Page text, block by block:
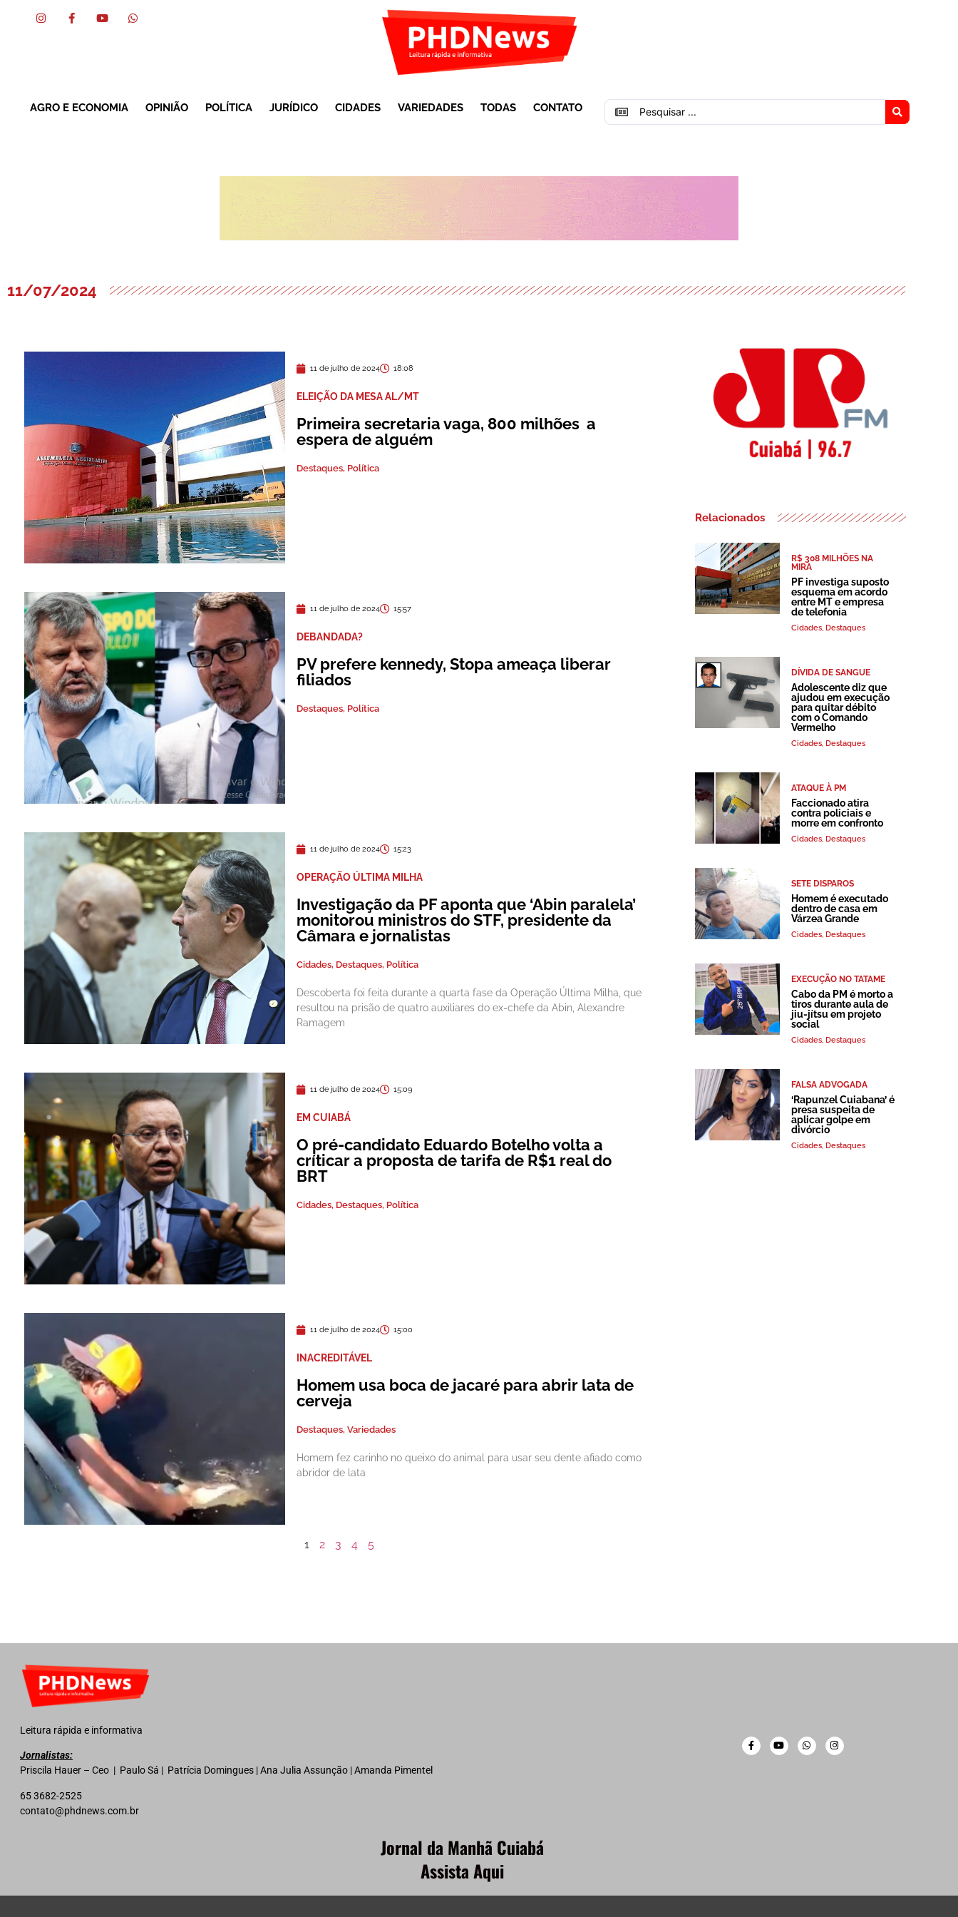
AGRO E ECONOMIA OPINIÃO POLÍTICA JURÍDICO CIDADES VARIEDADES TODAS CONTATO
11/07/2024
11 de julho de 2024 18:08
ELEIÇÃO DA MESA AL/MT
Primeira secretaria vaga, 800 milhões a
espera de alguém
Destaques, Política
11 de julho de 2024 15:57
DEBANDADA?
PV prefere kennedy, Stopa ameaça liberar
filiados
Destaques, Política
11 de julho de 2024 15:23
OPERAÇÃO ÚLTIMA MILHA
Investigação da PF aponta que ‘Abin paralela’
monitorou ministros do STF, presidente da
Câmara e jornalistas
Cidades, Destaques, Política
Descoberta foi feita durante a quarta fase da Operação Última Milha, que
resultou na prisão de quatro auxiliares do ex-chefe da Abin, Alexandre
Ramagem
11 de julho de 2024 15:09
EM CUIABÁ
O pré-candidato Eduardo Botelho volta a
críticar a proposta de tarifa de R$1 real do
BRT
Cidades, Destaques, Política
11 de julho de 2024 15:00
INACREDITÁVEL
Homem usa boca de jacaré para abrir lata de
cerveja
Destaques,Variedades
Homem fez carinho no queixo do animal para usar seu dente afiado como
abridor de lata
1 2 3 4 5
Relacionados
R$ 308 MILHÕES NA
MIRA
PF investiga suposto
esquema em acordo
entre MT e empresa
de telefonia
Cidades, Destaques
DÍVIDA DE SANGUE
Adolescente diz que
ajudou em execução
para quitar débito
com o Comando
Vermelho
Cidades, Destaques
ATAQUE À PM
Faccionado atira
contra policiais e
morre em confronto
Cidades, Destaques
SETE DISPAROS
Homem é executado
dentro de casa em
Várzea Grande
Cidades, Destaques
EXECUÇÃO NO TATAME
Cabo da PM é morto a
tiros durante aula de
jiu-jítsu em projeto
social
Cidades, Destaques
FALSA ADVOGADA
‘Rapunzel Cuiabana’ é
presa suspeita de
aplicar golpe em
divórcio
Cidades, Destaques
Leitura rápida e informativa
Jornalistas:
Priscila Hauer – Ceo | Paulo Sá | Patrícia Domingues | Ana Julia Assunção | Amanda Pimentel
65 3682-2525
contato@phdnews.com.br
Jornal da Manhã Cuiabá
Assista Aqui